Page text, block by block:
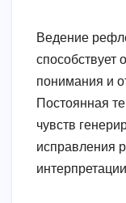
Ведение
способствует
понимания и
Постоянная
чувств
исправления